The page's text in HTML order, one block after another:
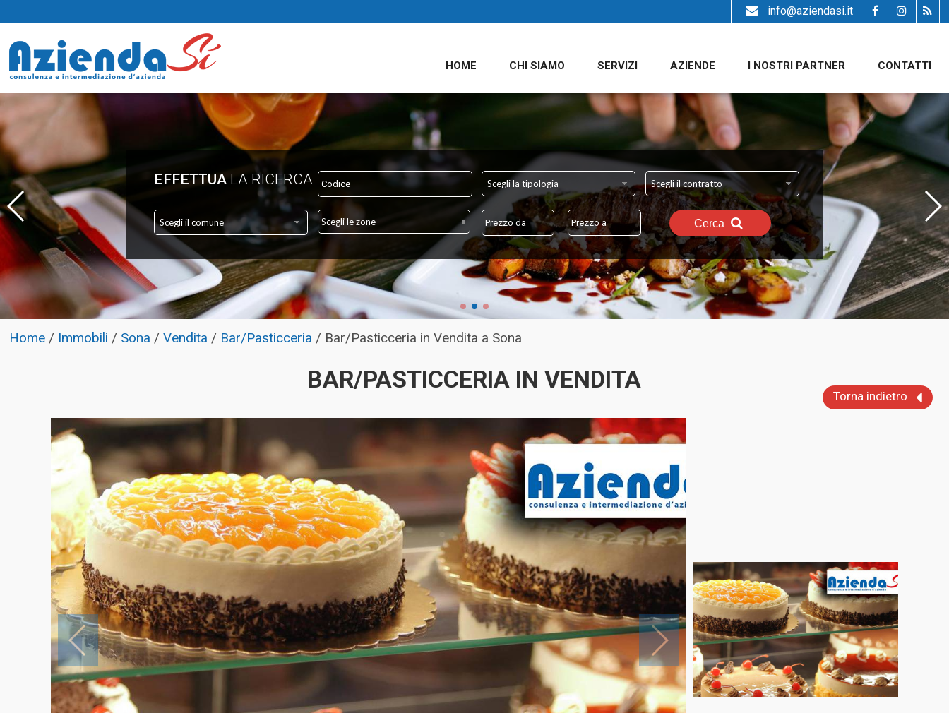
HOME CHI SIAMO SERVIZI AZIENDE I NOSTRI PARTNER CONTATTI
info@aziendasi.it
EFFETTUA LA RICERCA Scegli la tipologia Scegli il contratto
Scegli il comune Scegli le zone Cerca
Home / Immobili / Sona /Vendita / Bar/Pasticceria / Bar/Pasticceria in Vendita a Sona
BAR/PASTICCERIA IN VENDITA
Torna indietro